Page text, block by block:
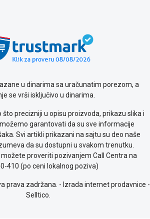
u dinarima sa uračunatim porezom, a
se vrši isključivo u dinarima.
precizniji u opisu proizvoda, prikazu slika i
garantovati da su sve informacije
Svi artikli prikazani na sajtu su deo naše
da su dostupni u svakom trenutku.
proveriti pozivanjem Call Centra na
410 (po ceni lokalnog poziva)
prava zadržana. - Izrada internet prodavnice -
Selltico.